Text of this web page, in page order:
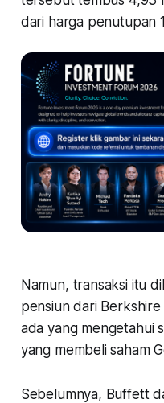
dari harga penutupan
Namun, transaksi itu
pensiun dari
ada yang mengetahui
yang membeli saham
Sebelumnya, Buffett